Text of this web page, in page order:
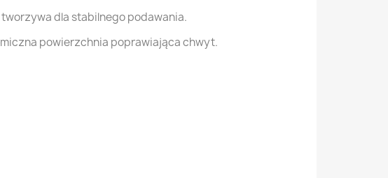
dla stabilnego podawania.
powierzchnia poprawiająca chwyt.